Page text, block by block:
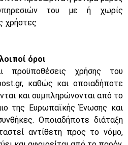
του με ή χωρίς
χρήστες
όροι
χρήσης του
καθώς και οποιαδήποτε
και συμπληρώνονται από το
της Ευρωπαϊκής Ένωσης και
Οποιαδήποτε διάταξη
αντίθετη προς το νόμο,